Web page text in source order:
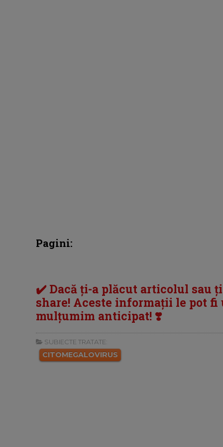
Pagini:
✔️ Dacă ți-a plăcut articolul sau
share! Aceste informații le pot
mulțumim anticipat! ❣️
SUBIECTE TRATATE:
CITOMEGALOVIRUS